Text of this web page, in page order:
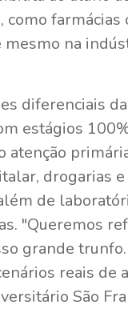
como farmácias
mesmo na
diferenciais
estágios
atenção
drogarias
de
"Queremos
grande
reais de
São